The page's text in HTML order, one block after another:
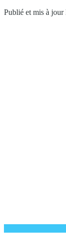
Publié et mis à